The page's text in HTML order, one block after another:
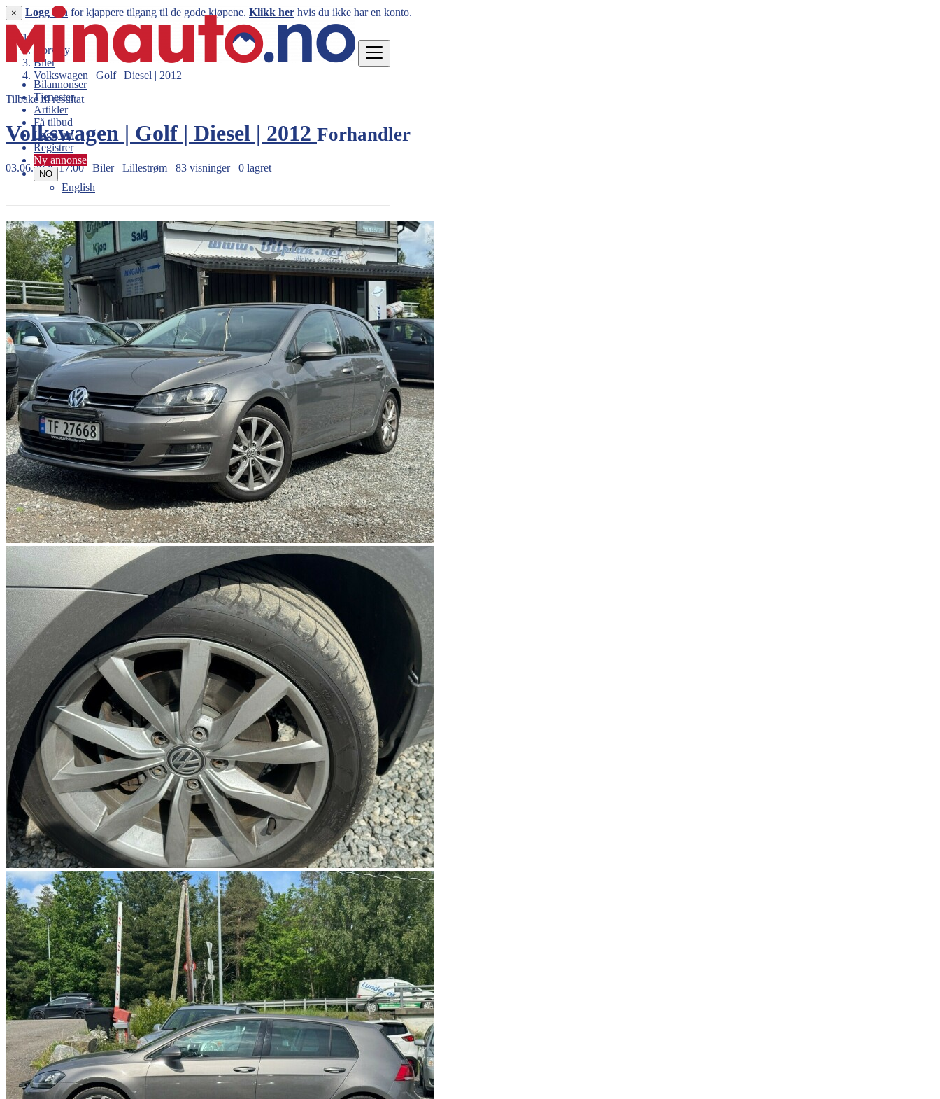
Bilannonser
Tjenester
Artikler
Få tilbud
Logg inn
Registrer
Ny annonse
NO
English
× Logg inn for kjappere tilgang til de gode kjøpene. Klikk her hvis du ikke har en konto.
Norway
Biler
Volkswagen | Golf | Diesel | 2012
Tilbake til resultat
Volkswagen | Golf | Diesel | 2012 Forhandler
03.06.2026 17:00 Biler Lillestrøm 83 visninger 0 lagret
139.000 kr